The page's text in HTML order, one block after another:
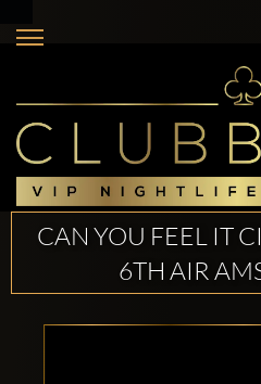
CAN YOU FEEL IT
6TH AIR